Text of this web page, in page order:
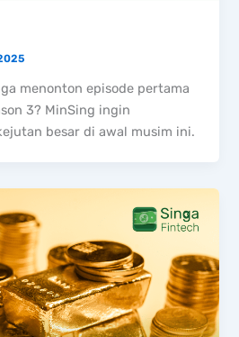
menonton episode pertama
3? MinSing ingin
besar di awal musim ini.